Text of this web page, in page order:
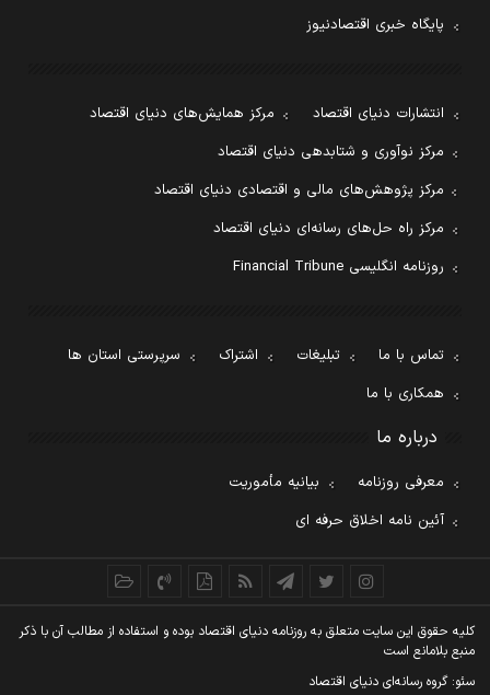
پایگاه خبری اقتصادنیوز
انتشارات دنیای اقتصاد
مرکز همایش‌های دنیای اقتصاد
مرکز نوآوری و شتابدهی دنیای اقتصاد
مرکز پژوهش‌های مالی و اقتصادی دنیای اقتصاد
مرکز راه حل‌های رسانه‌ای دنیای اقتصاد
روزنامه انگلیسی Financial Tribune
تماس با ما تبلیغات اشتراک
سرپرستی استان ها
همکاری با ما
درباره ما
معرفی روزنامه
بیانیه مأموریت
آئین نامه اخلاق حرفه ای
کليه حقوق اين سايت متعلق به روزنامه دنيای اقتصاد بوده و استفاده از مطالب آن با ذکر
منبع بلامانع است
سئو: گروه رسانه‌ای دنیای اقتصاد